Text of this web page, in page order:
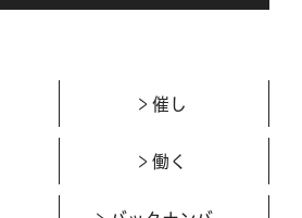
催し
働く